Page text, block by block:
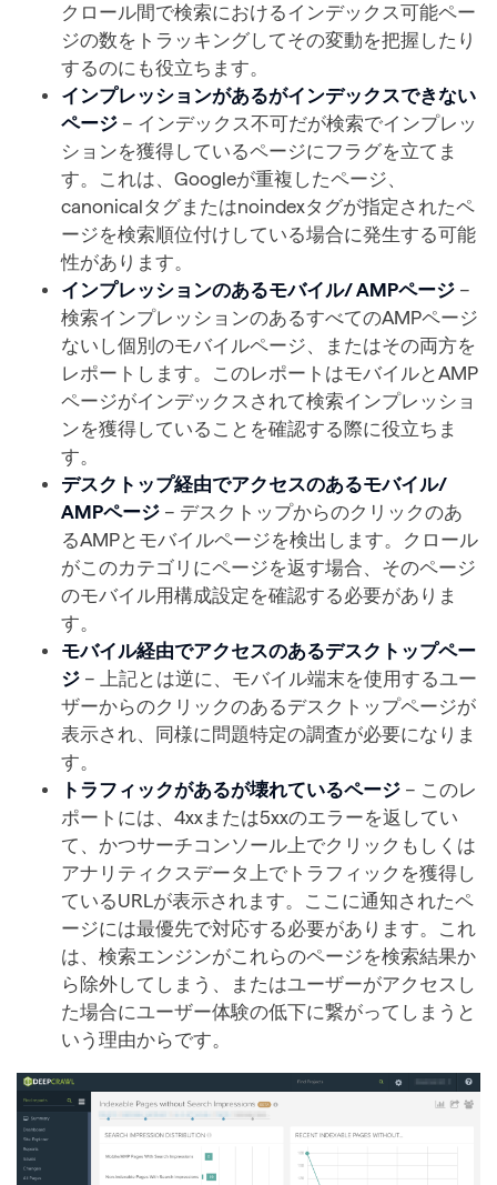
クロール間で検索におけるインデックス可能ペー
ジの数をトラッキングしてその変動を把握したり
するのにも役立ちます。
インプレッションがあるがインデックスできない
ページ – インデックス不可だが検索でインプレッ
ションを獲得しているページにフラグを立てま
す。これは、Googleが重複したページ、
canonicalタグまたはnoindexタグが指定されたペ
ージを検索順位付けしている場合に発生する可能
性があります。
インプレッションのあるモバイル/ AMPページ –
検索インプレッションのあるすべてのAMPページ
ないし個別のモバイルページ、またはその両方を
レポートします。このレポートはモバイルとAMP
ページがインデックスされて検索インプレッショ
ンを獲得していることを確認する際に役立ちま
す。
デスクトップ経由でアクセスのあるモバイル/
AMPページ – デスクトップからのクリックのあ
るAMPとモバイルページを検出します。クロール
がこのカテゴリにページを返す場合、そのページ
のモバイル用構成設定を確認する必要がありま
す。
モバイル経由でアクセスのあるデスクトップペー
ジ – 上記とは逆に、モバイル端末を使用するユー
ザーからのクリックのあるデスクトップページが
表示され、同様に問題特定の調査が必要になりま
す。
トラフィックがあるが壊れているページ – このレ
ポートには、4xxまたは5xxのエラーを返してい
て、かつサーチコンソール上でクリックもしくは
アナリティクスデータ上でトラフィックを獲得し
ているURLが表示されます。ここに通知されたペ
ージには最優先で対応する必要があります。これ
は、検索エンジンがこれらのページを検索結果か
ら除外してしまう、またはユーザーがアクセスし
た場合にユーザー体験の低下に繋がってしまうと
いう理由からです。